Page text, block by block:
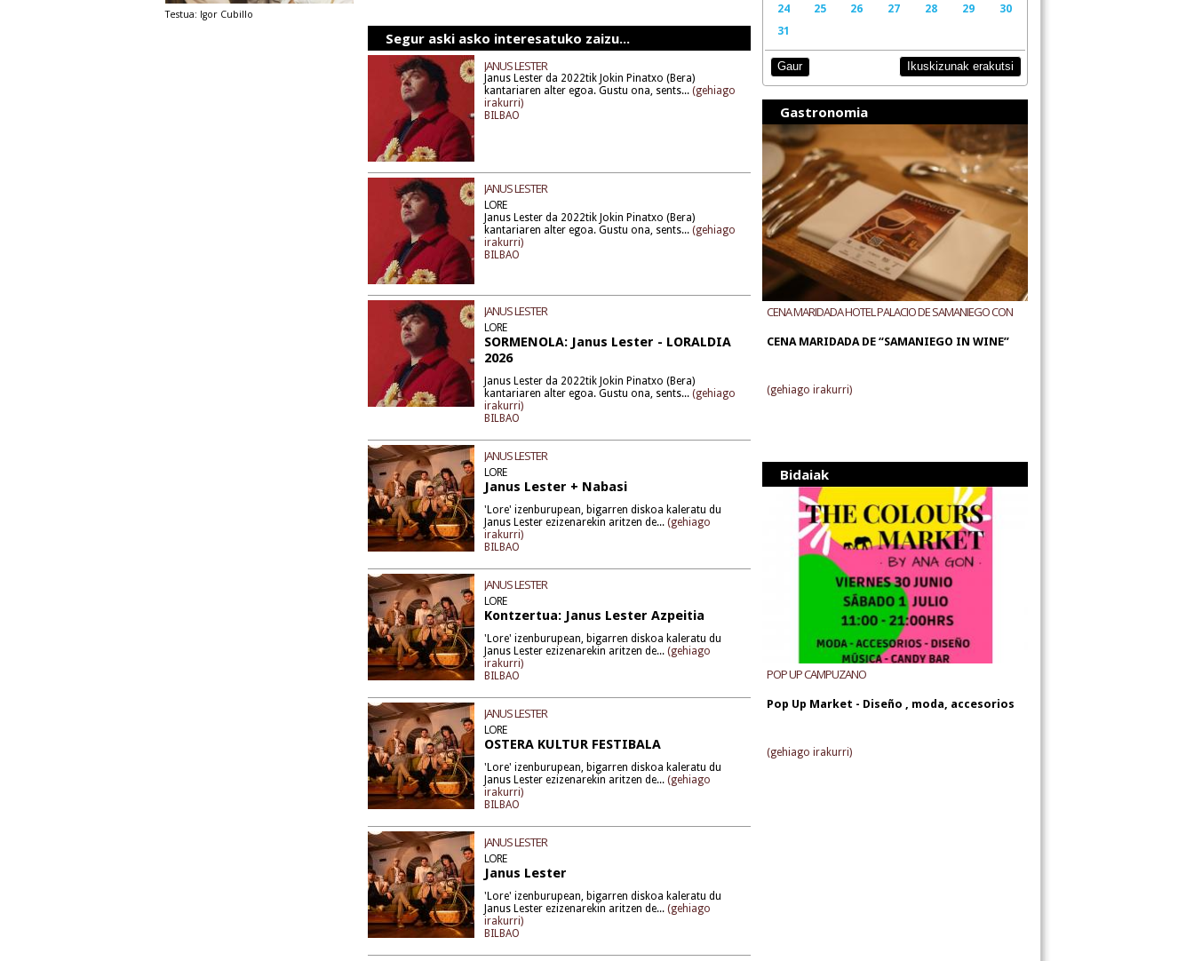
Testua: Igor Cubillo
Segur aski asko interesatuko zaizu...
JANUS LESTER
Janus Lester da 2022tik Jokin Pinatxo (Bera)
kantariaren alter egoa. Gustu ona, sents...(gehiago
irakurri)
BILBAO
JANUS LESTER
LORE
Janus Lester da 2022tik Jokin Pinatxo (Bera)
kantariaren alter egoa. Gustu ona, sents...(gehiago
irakurri)
BILBAO
JANUS LESTER
LORE
SORMENOLA: Janus Lester - LORALDIA
2026
Janus Lester da 2022tik Jokin Pinatxo (Bera)
kantariaren alter egoa. Gustu ona, sents...(gehiago
irakurri)
BILBAO
JANUS LESTER
LORE
Janus Lester + Nabasi
'Lore' izenburupean, bigarren diskoa kaleratu du
Janus Lester ezizenarekin aritzen de...(gehiago
irakurri)
BILBAO
JANUS LESTER
LORE
Kontzertua: Janus Lester Azpeitia
'Lore' izenburupean, bigarren diskoa kaleratu du
Janus Lester ezizenarekin aritzen de...(gehiago
irakurri)
BILBAO
JANUS LESTER
LORE
OSTERA KULTUR FESTIBALA
'Lore' izenburupean, bigarren diskoa kaleratu du
Janus Lester ezizenarekin aritzen de...(gehiago
irakurri)
BILBAO
JANUS LESTER
LORE
Janus Lester
'Lore' izenburupean, bigarren diskoa kaleratu du
Janus Lester ezizenarekin aritzen de...(gehiago
irakurri)
BILBAO
24
25 26 27 28 29
30
31
Gaur Ikuskizunak erakutsi
Gastronomia
CENA MARIDADA HOTEL PALACIO DE SAMANIEGO CON
CENA MARIDADA DE “SAMANIEGO IN WINE”
(gehiago irakurri)
Bidaiak
POP UP CAMPUZANO
Pop Up Market - Diseño , moda, accesorios
(gehiago irakurri)